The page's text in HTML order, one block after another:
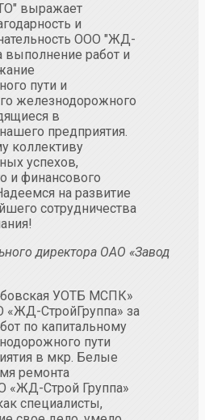
выражает
и
ООО "ЖД-
выполнение работ и
пути и
железнодорожного
в
предприятия.
коллективу
успехов,
и финансового
на развитие
сотрудничества
директора ОАО «Завод
УОТБ МСПК»
«ЖД-СтройГруппа» за
по капитальному
пути
в мкр. Белые
ремонта
«ЖД-Строй Группа»
специалисты,